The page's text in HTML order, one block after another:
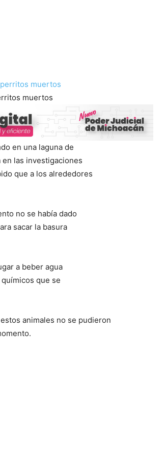
muertos
en una laguna de
las investigaciones
que a los alrededores
no se había dado
sacar la basura
a beber agua
que se
animales no se pudieron